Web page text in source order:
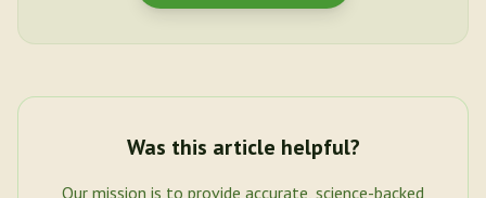
Was this article helpful?
Our mission is to provide accurate, science-backed